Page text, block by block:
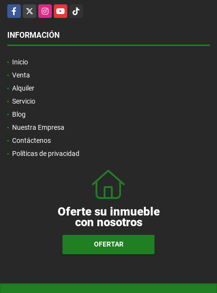
Facebook
X InstagramYouTubeTikTok
INFORMACIÓN
Inicio
Venta
Alquiler
Servicio
Blog
Nuestra Empresa
Contáctenos
Políticas de privacidad
Oferte su inmueble
con nosotros
OFERTAR